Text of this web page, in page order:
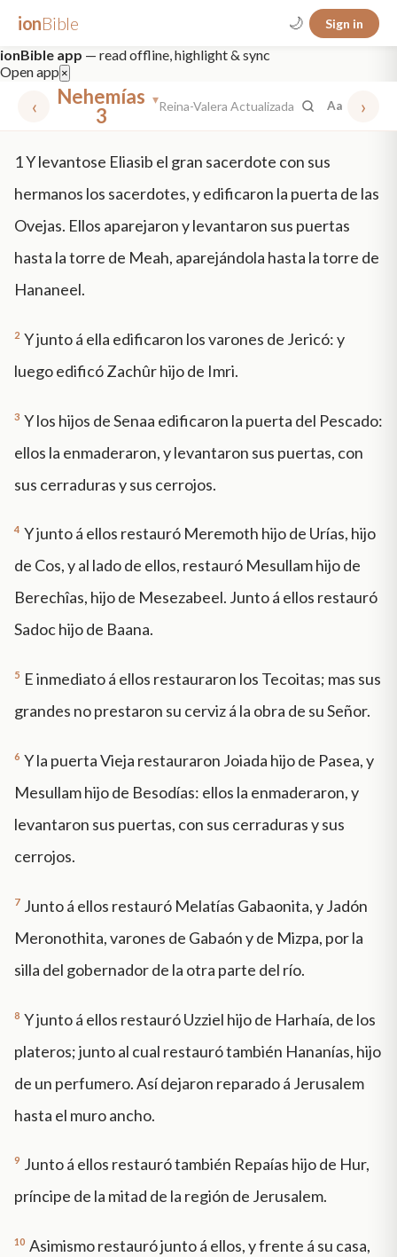
ionBible 🌙 Sign in
ionBible app — read offline, highlight & sync
Open app ×
‹
Nehemías
3
▾Reina-Valera Actualizada Aa ›
nt faith "peace that passeth" grace -law
1Y levantose Eliasib el gran sacerdote con sus
hermanos los sacerdotes, y edificaron la puerta de las
Ovejas. Ellos aparejaron y levantaron sus puertas
hasta la torre de Meah, aparejándola hasta la torre de
Hananeel.
2 Y junto á ella edificaron los varones de Jericó: y
luego edificó Zachûr hijo de Imri.
3 Y los hijos de Senaa edificaron la puerta del Pescado:
ellos la enmaderaron, y levantaron sus puertas, con
sus cerraduras y sus cerrojos.
4 Y junto á ellos restauró Meremoth hijo de Urías, hijo
de Cos, y al lado de ellos, restauró Mesullam hijo de
Berechîas, hijo de Mesezabeel. Junto á ellos restauró
Sadoc hijo de Baana.
5 E inmediato á ellos restauraron los Tecoitas; mas sus
grandes no prestaron su cerviz á la obra de su Señor.
6 Y la puerta Vieja restauraron Joiada hijo de Pasea, y
Mesullam hijo de Besodías: ellos la enmaderaron, y
levantaron sus puertas, con sus cerraduras y sus
cerrojos.
7 Junto á ellos restauró Melatías Gabaonita, y Jadón
Meronothita, varones de Gabaón y de Mizpa, por la
silla del gobernador de la otra parte del río.
8 Y junto á ellos restauró Uzziel hijo de Harhaía, de los
plateros; junto al cual restauró también Hananías, hijo
de un perfumero. Así dejaron reparado á Jerusalem
hasta el muro ancho.
9 Junto á ellos restauró también Repaías hijo de Hur,
príncipe de la mitad de la región de Jerusalem.
10 Asimismo restauró junto á ellos, y frente á su casa,